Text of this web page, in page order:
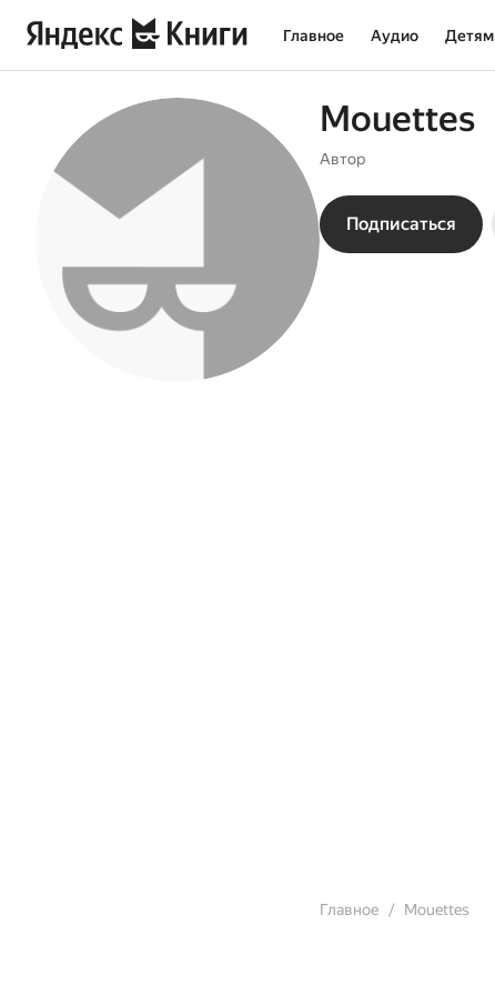
Главное Аудио Детям
Mouettes
Автор
Подписаться
Главное Mouettes